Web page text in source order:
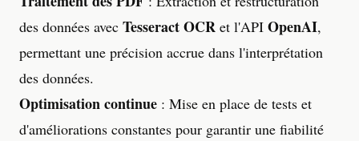
des données avec Tesseract OCR et l'API OpenAI,
permettant une précision accrue dans l'interprétation
des données.
Optimisation continue : Mise en place de tests et
d'améliorations constantes pour garantir une fiabilité